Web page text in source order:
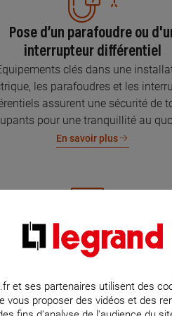
Pose d’un parafoudre ou
interrupteur différentiel
clés dans une
les parafoudres et les
assurent une sécurité de
pour une tranquillité au
En savoir plus
Mise aux normes de
que l’électricité implique la
de votre famille et de vos
et ses partenaires utilisent des
vous proposer des vidéos et des